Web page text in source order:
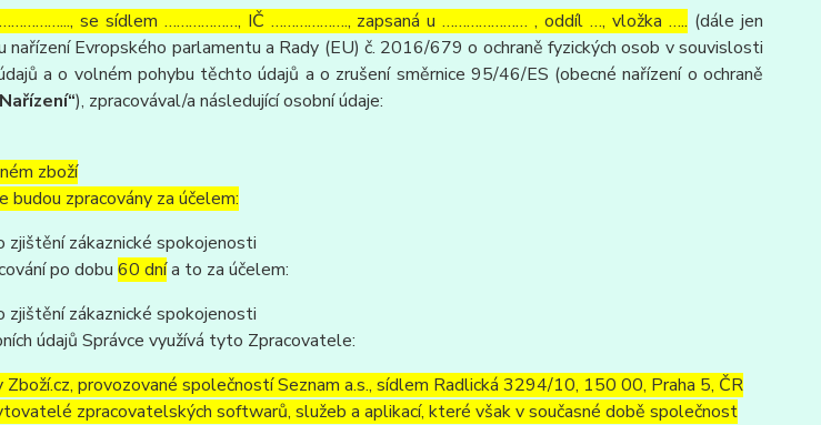
se sídlem ………………, IČ ………………., zapsaná u ………………… , oddíl …, vložka ….. (dále jen
nařízení Evropského parlamentu a Rady (EU) č. 2016/679 o ochraně fyzických osob v souvislosti
a o volném pohybu těchto údajů a o zrušení směrnice 95/46/ES (obecné nařízení o ochraně
), zpracovával/a následující osobní údaje:
zboží
budou zpracovány za účelem:
zjištění zákaznické spokojenosti
po dobu 60 dnía to za účelem:
zjištění zákaznické spokojenosti
údajů Správce využívá tyto Zpracovatele:
provozované společností Seznam a.s., sídlem Radlická 3294/10, 150 00, Praha 5, ČR
zpracovatelských softwarů, služeb a aplikací, které však v současné době společnost